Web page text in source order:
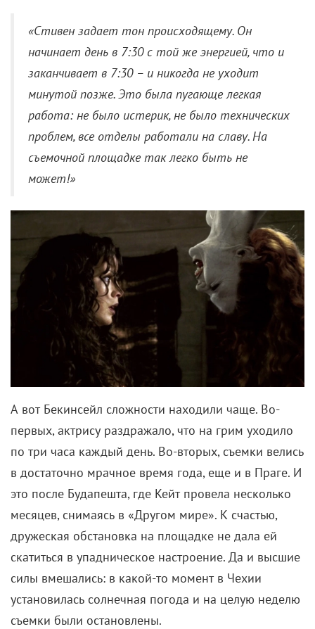
«Стивен задает тон происходящему. Он
начинает день в 7:30 с той же энергией, что и
заканчивает в 7:30 – и никогда не уходит
минутой позже. Это была пугающе легкая
работа: не было истерик, не было технических
проблем, все отделы работали на славу. На
съемочной площадке так легко быть не
может!»
А вот Бекинсейл сложности находили чаще. Во-
первых, актрису раздражало, что на грим уходило
по три часа каждый день. Во-вторых, съемки велись
в достаточно мрачное время года, еще и в Праге. И
это после Будапешта, где Кейт провела несколько
месяцев, снимаясь в «Другом мире». К счастью,
дружеская обстановка на площадке не дала ей
скатиться в упадническое настроение. Да и высшие
силы вмешались: в какой-то момент в Чехии
установилась солнечная погода и на целую неделю
съемки были остановлены.